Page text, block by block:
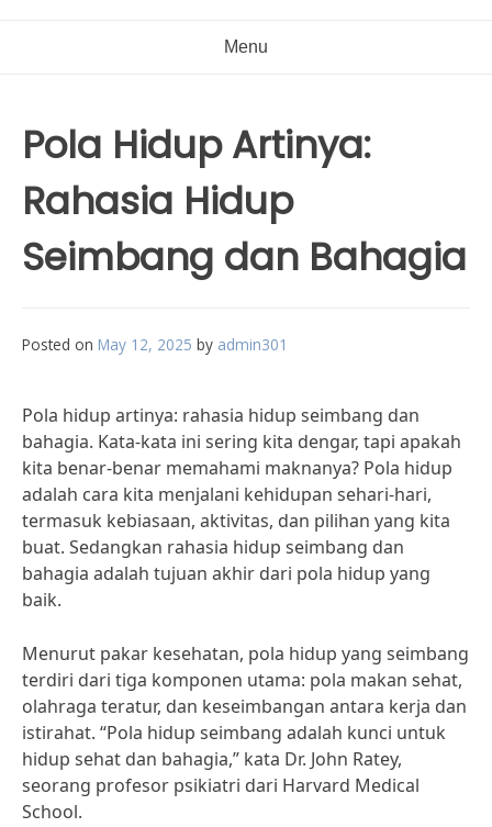
Menu
Pola Hidup Artinya:
Rahasia Hidup
Seimbang dan Bahagia
Posted on May 12, 2025 by admin301
Pola hidup artinya: rahasia hidup seimbang dan
bahagia. Kata-kata ini sering kita dengar, tapi apakah
kita benar-benar memahami maknanya? Pola hidup
adalah cara kita menjalani kehidupan sehari-hari,
termasuk kebiasaan, aktivitas, dan pilihan yang kita
buat. Sedangkan rahasia hidup seimbang dan
bahagia adalah tujuan akhir dari pola hidup yang
baik.
Menurut pakar kesehatan, pola hidup yang seimbang
terdiri dari tiga komponen utama: pola makan sehat,
olahraga teratur, dan keseimbangan antara kerja dan
istirahat. “Pola hidup seimbang adalah kunci untuk
hidup sehat dan bahagia,” kata Dr. John Ratey,
seorang profesor psikiatri dari Harvard Medical
School.